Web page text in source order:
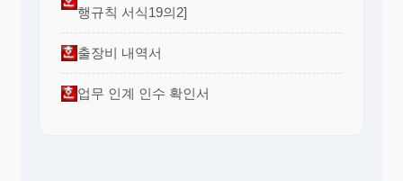
행규칙 서식19의2]
출장비 내역서
업무 인계 인수 확인서